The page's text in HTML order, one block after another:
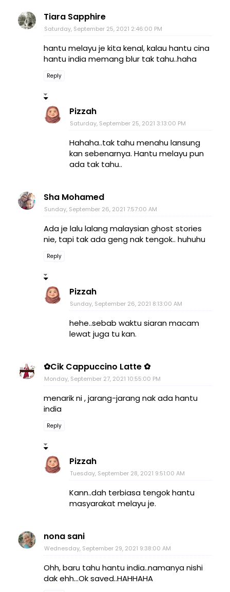
Tiara Sapphire
Saturday, September 25, 2021 2:46:00 PM
hantu melayu je kita kenal, kalau hantu cina
hantu india memang blur tak tahu..haha
Reply
Pizzah
Saturday, September 25, 2021 3:13:00 PM
Hahaha..tak tahu menahu lansung
kan sebenarnya. Hantu melayu pun
ada tak tahu..
Sha Mohamed
Sunday, September 26, 2021 7:57:00 AM
Ada je lalu lalang malaysian ghost stories
nie, tapi tak ada geng nak tengok.. huhuhu
Reply
Pizzah
Sunday, September 26, 2021 8:13:00 AM
hehe..sebab waktu siaran macam
lewat juga tu kan.
✿Cik Cappuccino Latte ✿
Monday, September 27, 2021 10:55:00 PM
menarik ni , jarang-jarang nak ada hantu
india
Reply
Pizzah
Tuesday, September 28, 2021 9:51:00 AM
Kann..dah terbiasa tengok hantu
masyarakat melayu je.
nona sani
Wednesday, September 29, 2021 9:38:00 AM
Ohh, baru tahu hantu india..namanya nishi
dak ehh...Ok saved..HAHHAHA